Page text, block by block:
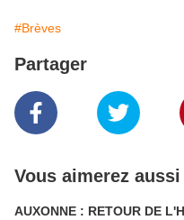
#Brèves
Partager
Vous aimerez aussi
AUXONNE : RETOUR DE